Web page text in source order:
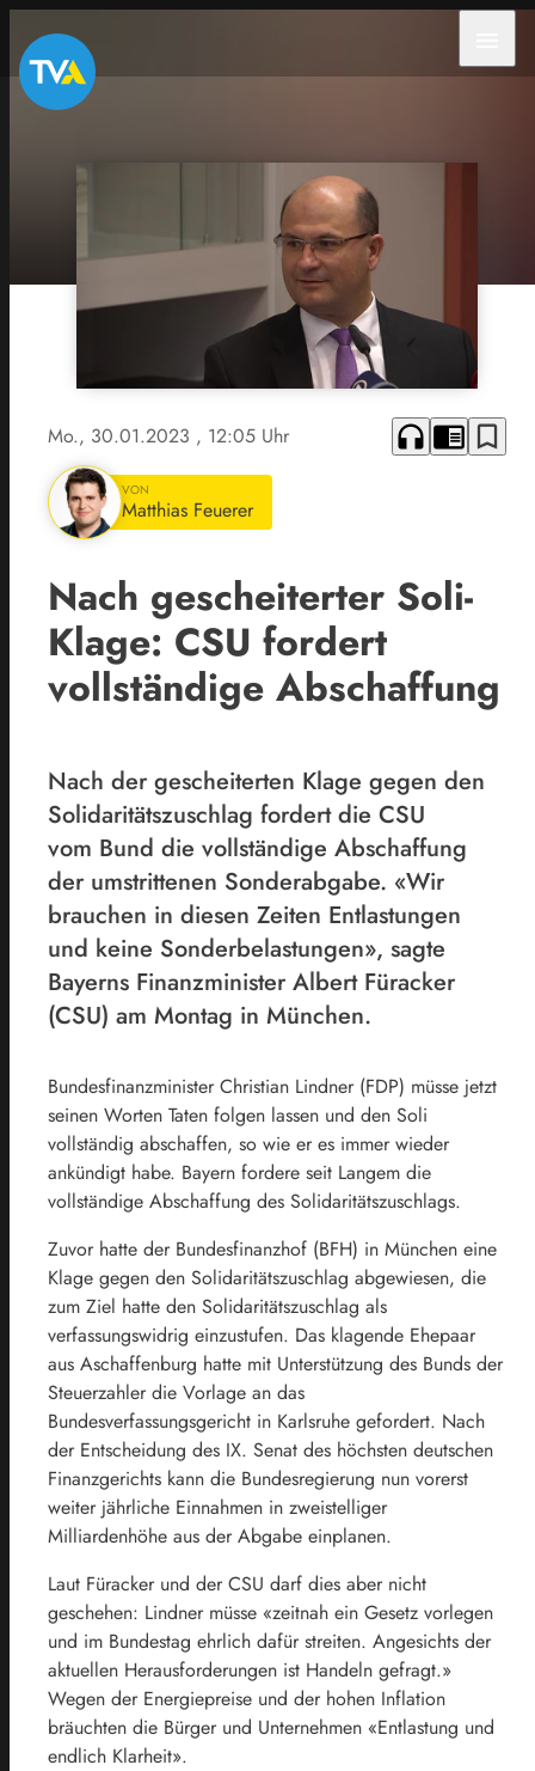
Mo., 30.01.2023 , 12:05 Uhr headphones chrome_reader_mode bookmark_border
VON
Matthias Feuerer
Nach gescheiterter Soli-
Klage: CSU fordert
vollständige Abschaffung
Nach der gescheiterten Klage gegen den
Solidaritätszuschlag fordert die CSU
vom Bund die vollständige Abschaffung
der umstrittenen Sonderabgabe. «Wir
brauchen in diesen Zeiten Entlastungen
und keine Sonderbelastungen», sagte
Bayerns Finanzminister Albert Füracker
(CSU) am Montag in München.
Bundesfinanzminister Christian Lindner (FDP) müsse jetzt
seinen Worten Taten folgen lassen und den Soli
vollständig abschaffen, so wie er es immer wieder
ankündigt habe. Bayern fordere seit Langem die
vollständige Abschaffung des Solidaritätszuschlags.
Zuvor hatte der Bundesfinanzhof (BFH) in München eine
Klage gegen den Solidaritätszuschlag abgewiesen, die
zum Ziel hatte den Solidaritätszuschlag als
verfassungswidrig einzustufen. Das klagende Ehepaar
aus Aschaffenburg hatte mit Unterstützung des Bunds der
Steuerzahler die Vorlage an das
Bundesverfassungsgericht in Karlsruhe gefordert. Nach
der Entscheidung des IX. Senat des höchsten deutschen
Finanzgerichts kann die Bundesregierung nun vorerst
weiter jährliche Einnahmen in zweistelliger
Milliardenhöhe aus der Abgabe einplanen.
Laut Füracker und der CSU darf dies aber nicht
geschehen: Lindner müsse «zeitnah ein Gesetz vorlegen
und im Bundestag ehrlich dafür streiten. Angesichts der
aktuellen Herausforderungen ist Handeln gefragt.»
Wegen der Energiepreise und der hohen Inflation
bräuchten die Bürger und Unternehmen «Entlastung und
endlich Klarheit».